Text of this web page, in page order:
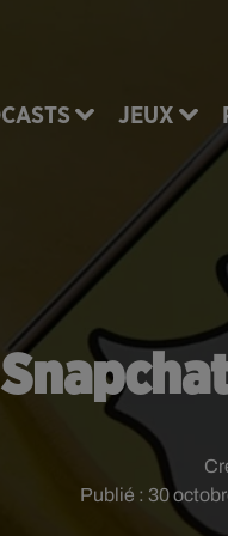
JEUX
Publié : 30